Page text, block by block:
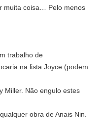
muita coisa… Pelo menos
trabalho de
na lista Joyce (podem
Miller. Não engulo estes
obra de Anais Nin.